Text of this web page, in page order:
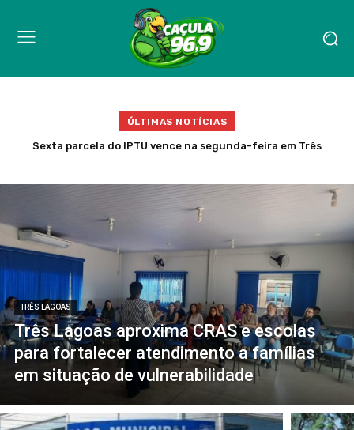
ÚLTIMAS NOTÍCIAS
Lixo entope bueiros e aumenta risco de alagamentos em Três
TRÊS LAGOAS
Três Lagoas aproxima CRAS e escolas
para fortalecer atendimento a famílias
em situação de vulnerabilidade